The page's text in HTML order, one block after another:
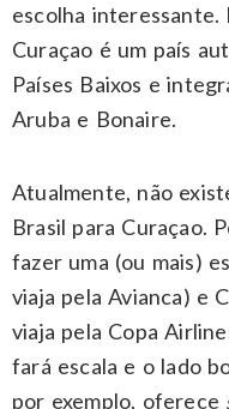
escolha
Curaçao é um país
Países Baixos e
Aruba e Bonaire.
Atualmente, não
Brasil para Curaçao.
fazer uma (ou mais)
viaja pela Avianca) e
viaja pela Copa
fará escala e o lado
por exemplo, oferece